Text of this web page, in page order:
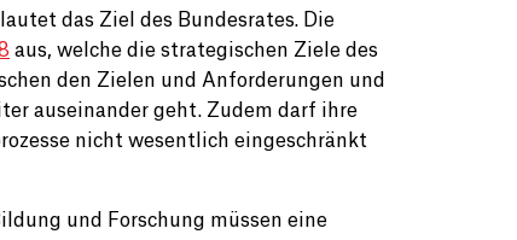
das Ziel des Bundesrates. Die
aus, welche die strategischen Ziele des
den Zielen und Anforderungen und
auseinander geht. Zudem darf ihre
nicht wesentlich eingeschränkt
und Forschung müssen eine